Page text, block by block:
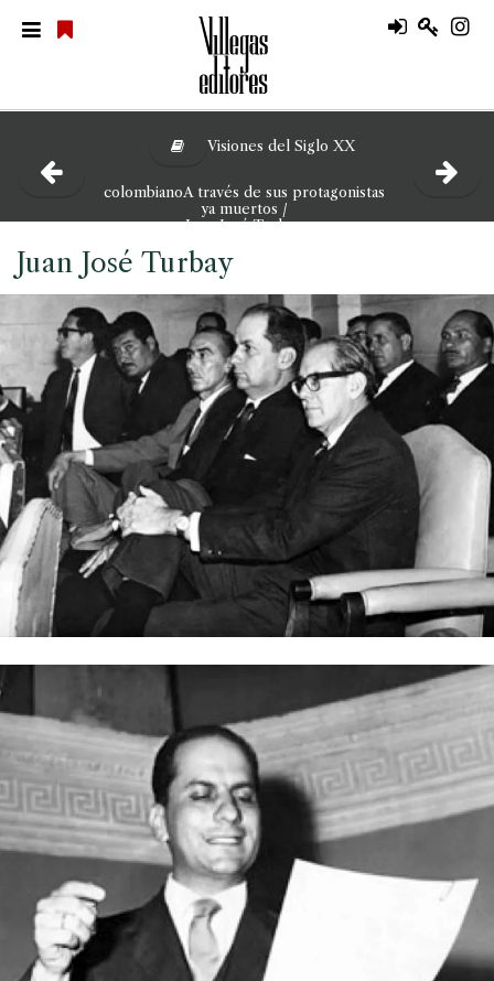
Visiones del Siglo XX
colombianoA través de sus protagonistas
ya muertos /
Juan José Turbay
Juan José Turbay